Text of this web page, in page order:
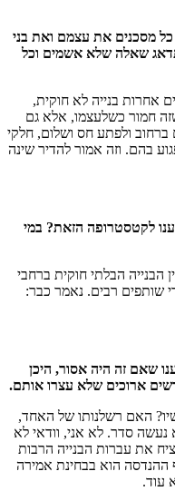
מסכנים את עצמם ואת בני
שאלה שלא אשמים וכל
אחרות בנייה לא חוקית,
חמור כשלעצמו, אלא גם
ברחוב ולפתע חס ושלום, חלקי
בהם. וזה אמור להדיר שינה
לקטסטרופה הזאת? במי
הבנייה הבלתי חוקית ברחבי
שותפים רבים. נאמר כבר:
שאם זה היה אסור, היכן
ארוכים שלא עצרו אותם.
האם רשלנותו של האחד,
נעשה סדר. לא אני, וודאי לא
את עברות הבנייה הרבות
ההנדסה הוא בבחינת אמירה
עוד.